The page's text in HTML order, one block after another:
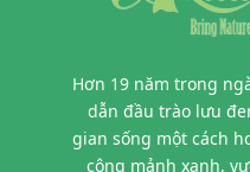
Hơn 19 năm trong
dẫn đầu trào lưu
gian sống một cách
công mảnh xanh,